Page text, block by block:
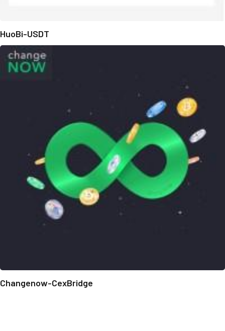
HuoBi-USDT
Changenow-CexBridge